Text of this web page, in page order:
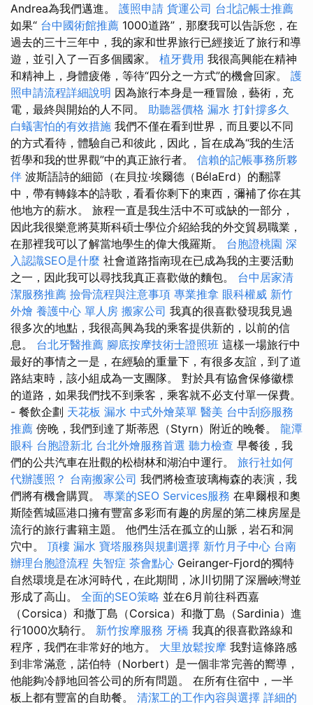
Andrea為我們邁進。 護照申請 貨運公司 台北記帳士推薦
如果“ 台中國術館推薦 1000道路”，那麼我可以告訴您，在
過去的三十三年中，我的家和世界旅行已經接近了旅行和導
遊，並引入了一百多個國家。 植牙費用 我很高興能在精神
和精神上，身體疲倦，等待“四分之一方式”的機會回家。 護
照申請流程詳細說明 因為旅行本身是一種冒險，藝術，充
電，最終與開始的人不同。 助聽器價格 漏水 打針撐多久
白蟻害怕的有效措施 我們不僅在看到世界，而且要以不同
的方式看待，體驗自己和彼此，因此，旨在成為“我的生活
哲學和我的世界觀”中的真正旅行者。 信賴的記帳事務所夥
伴 波斯語詩的細節（在貝拉·埃爾德（BélaErd）的翻譯
中，帶有轉錄本的詩歌，看看你剩下的東西，彌補了你在其
他地方的薪水。 旅程一直是我生活中不可或缺的一部分，
因此我很樂意將莫斯科碩士學位介紹給我的外交貿易職業，
在那裡我可以了解當地學生的偉大俄羅斯。 台胞證桃園 深
入認識SEO是什麼 社會道路指南現在已成為我的主要活動
之一，因此我可以尋找我真正喜歡做的麵包。 台中居家清
潔服務推薦 撿骨流程與注意事項 專業推拿 眼科權威 新竹
外燴 養護中心 單人房 搬家公司 我真的很喜歡發現我見過
很多次的地點，我很高興為我的乘客提供新的，以前的信
息。 台北牙醫推薦 腳底按摩技術士證照班 這樣一場旅行中
最好的事情之一是，在經驗的重量下，有很多友誼，到了道
路結束時，該小組成為一支團隊。 對於具有協會保修徽標
的道路，如果我們找不到乘客，乘客就不必支付單一保費。
- 餐飲企劃 天花板 漏水 中式外燴菜單 醫美 台中刮痧服務
推薦 傍晚，我們到達了斯蒂恩（Styrn）附近的晚餐。 龍潭
眼科 台胞證新北 台北外燴服務首選 聽力檢查 早餐後，我
們的公共汽車在壯觀的松樹林和湖泊中運行。 旅行社如何
代辦護照？ 台南搬家公司 我們將檢查玻璃梅森的表演，我
們將有機會購買。 專業的SEO Services服務 在卑爾根和奧
斯陸舊城區港口擁有豐富多彩而有趣的房屋的第二棟房屋是
流行的旅行書籍主題。 他們生活在孤立的山脈，岩石和洞
穴中。 頂樓 漏水 寶塔服務與規劃選擇 新竹月子中心 台南
辦理台胞證流程 失智症 茶會點心 Geiranger-Fjord的獨特
自然環境是在冰河時代，在此期間，冰川切開了深層峽灣並
形成了高山。 全面的SEO策略 並在6月前往科西嘉
（Corsica）和撒丁島（Corsica）和撒丁島（Sardinia）進
行1000次騎行。 新竹按摩服務 牙橋 我真的很喜歡路線和
程序，我們在非常好的地方。 大里放鬆按摩 我對這條路感
到非常滿意，諾伯特（Norbert）是一個非常完善的嚮導，
他能夠冷靜地回答公司的所有問題。 在所有住宿中，一半
板上都有豐富的自助餐。 清潔工的工作內容與選擇 詳細的